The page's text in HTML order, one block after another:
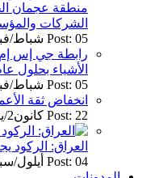
منطقة عجمان
الشركات
Post: 05 شباط/فبراير 2017
رابطة جي إس إم
الأشياء بحلول عام
Post: 05 شباط/فبراير 2017
انخفاض ثقة
Post: 22 كانون2/يناير 2017
العراق: الركود
Post: 04 أيلول/سبتمبر 2015